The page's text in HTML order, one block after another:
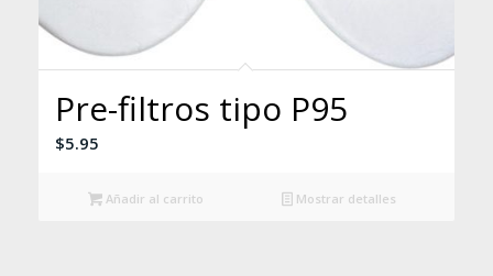
Pre-filtros tipo P95
$5.95
Añadir al carrito Mostrar detalles